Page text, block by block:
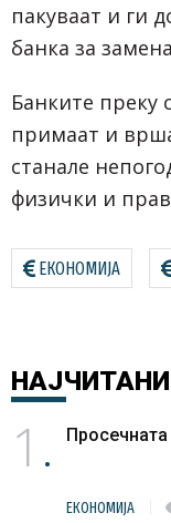
пакуваат и ги
банка за
Банките преку
примаат и
станале
физички и
ЕКОНОМИЈА
НАЈЧИТАНИ
1
ЕКОНОМИЈА